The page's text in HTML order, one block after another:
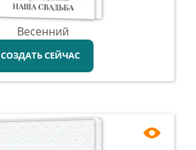
Весенний
СОЗДАТЬ СЕЙЧАС